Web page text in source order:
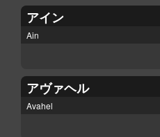
アイン
Ain
アヴァヘル
Avahel